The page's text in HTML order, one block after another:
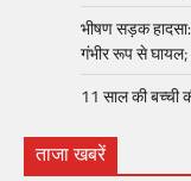
भीषण सड़क
गंभीर रूप से
11 साल की बच्ची
ताजा खबरें